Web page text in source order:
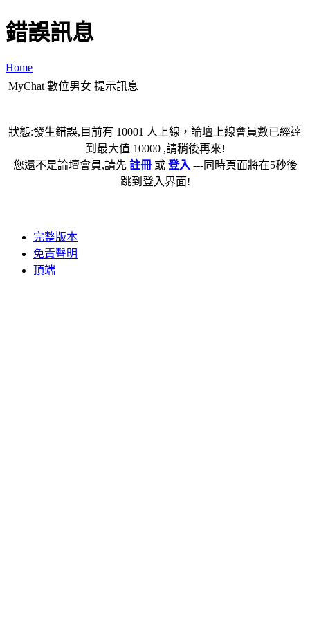
錯誤訊息
Home
MyChat 數位男女 提示訊息
狀態:發生錯誤,目前有 10001 人上線，論壇上線會員數已經達
到最大值 10000 ,請稍後再來!
您還不是論壇會員,請先 註冊或 登入 ---同時頁面將在5秒後
跳到登入界面!
完整版本
免責聲明
頂端